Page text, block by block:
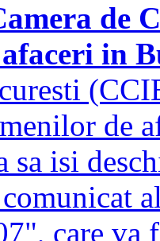
de
in
de
sa isi
care